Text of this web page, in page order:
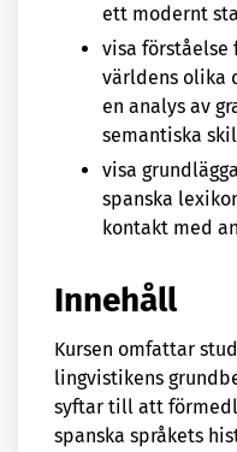
ett modernt
visa förståelse
världens olika
en analys av
semantiska
visa
spanska
kontakt med
Innehåll
Kursen omfattar
lingvistikens
syftar till att
spanska språkets